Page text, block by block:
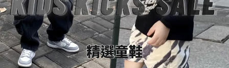
💡 購物前請詳閱：【SoulKids 購物須知與條約】
💬 商品諮詢與建議：【聯繫官方 @LINE客服】
了解更多